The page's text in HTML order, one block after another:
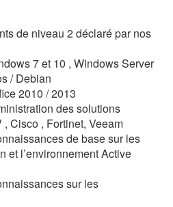
de niveau 2 déclaré par nos
7 et 10 , Windows Server
/ Debian
2010 / 2013
des solutions
Cisco , Fortinet, Veeam
de base sur les
et l’environnement Active
sur les